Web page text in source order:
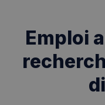
Recherche
Rechercher dans
RECHERCHES
Emploi